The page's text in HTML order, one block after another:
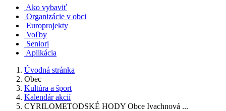
Ako vybaviť
Organizácie v obci
Europrojekty
Voľby
Seniori
Aplikácia
Úvodná stránka
Obec
Kultúra a šport
Kalendár akcií
CYRILOMETODSKÉ HODY Obce Ivachnová ...